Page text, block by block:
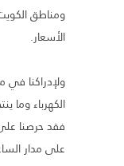
ومناطق
الأسعار.
ولإدراكنا
الكهرباء وما
فقد حرصنا
على مدار